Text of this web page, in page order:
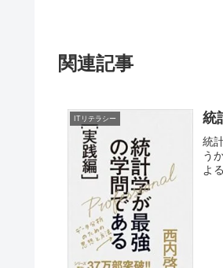
関連記事
ITリテラシー 統
統
う
よ